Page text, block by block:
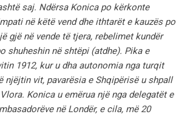
saj. Ndërsa Konica po kërkonte
në këtë vend dhe ithtarët e kauzës po
gjë në vende të tjera, rebelimet kundër
shuheshin në shtëpi (atdhe). Pika e
1912, kur u dha autonomia nga turqit
njëjtin vit, pavarësia e Shqipërisë u shpall
Konica u emërua një nga delegatët e
në Londër, e cila, më 20